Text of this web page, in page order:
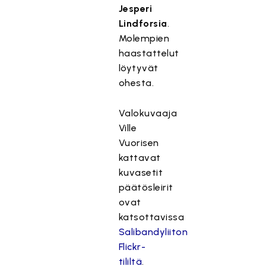
Jesperi
Lindforsia.
Molempien
haastattelut
löytyvät
ohesta.
Valokuvaaja
Ville
Vuorisen
kattavat
kuvasetit
päätösleirit
ovat
katsottavissa
Salibandyliiton
Flickr-
tililtä.
l
t
ö
o
n
e
t
t
y
,
k
o
s
k
a
s